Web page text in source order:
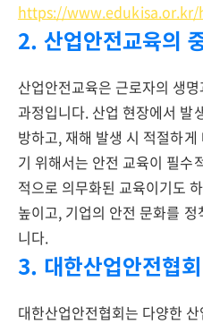
https://www.edukisa.or.kr/
2. 산업안전교육의
산업안전교육은 근로자의 생
과정입니다. 산업 현장에서 발
방하고, 재해 발생 시 적절하
기 위해서는 안전 교육이 필수
적으로 의무화된 교육이기도
높이고, 기업의 안전 문화를
니다.
3. 대한산업안전협
대한산업안전협회는 다양한